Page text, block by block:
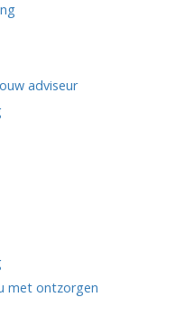
adviseur
met ontzorgen